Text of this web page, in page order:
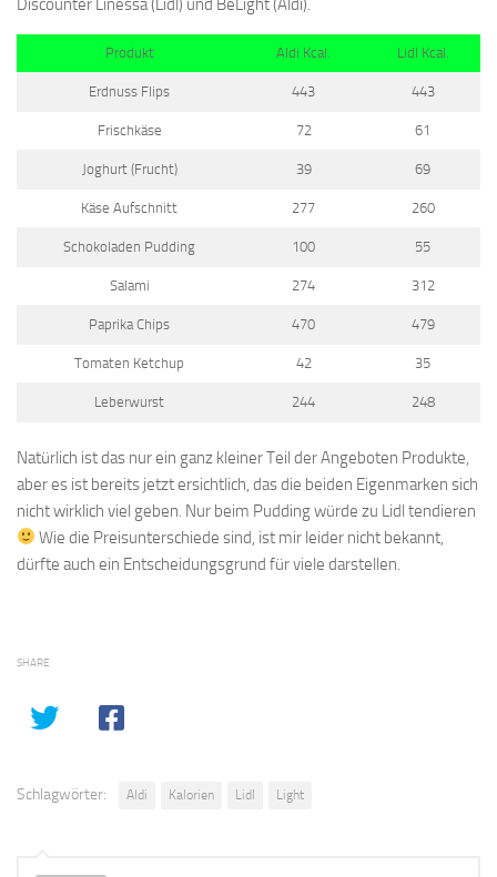
Discounter Linessa (Lidl) und BeLight (Aldi).
Produkt Aldi Kcal. Lidl Kcal.
Erdnuss Flips 443 443
Frischkäse 72 61
Joghurt (Frucht) 39 69
Käse Aufschnitt 277 260
Schokoladen Pudding 100 55
Salami 274 312
Paprika Chips 470 479
Tomaten Ketchup 42 35
Leberwurst 244 248
Natürlich ist das nur ein ganz kleiner Teil der Angeboten Produkte,
aber es ist bereits jetzt ersichtlich, das die beiden Eigenmarken sich
nicht wirklich viel geben. Nur beim Pudding würde zu Lidl tendieren
Wie die Preisunterschiede sind, ist mir leider nicht bekannt,
dürfte auch ein Entscheidungsgrund für viele darstellen.
SHARE
Schlagwörter: Aldi Kalorien Lidl Light